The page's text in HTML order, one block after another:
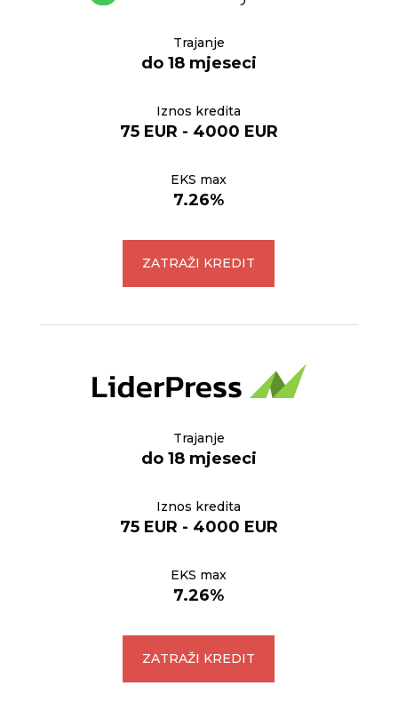
Trajanje
do 18 mjeseci
Iznos kredita
75 EUR - 4000 EUR
EKS max
7.26%
ZATRAŽI KREDIT
Trajanje
do 18 mjeseci
Iznos kredita
75 EUR - 4000 EUR
EKS max
7.26%
ZATRAŽI KREDIT